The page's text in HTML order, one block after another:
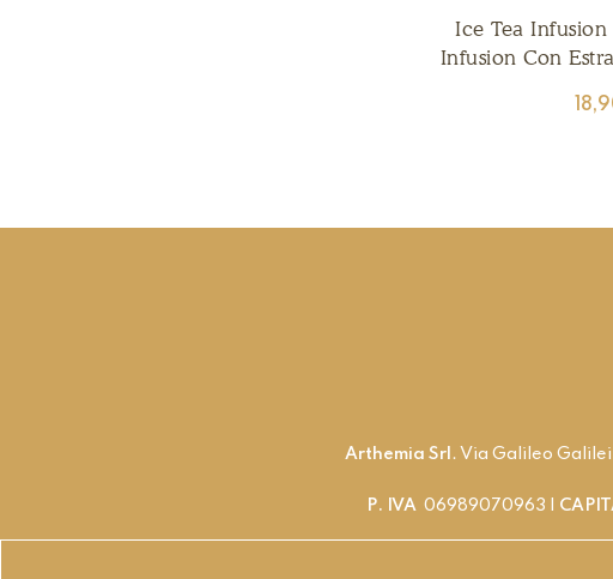
Ice Tea
Infusion Con
Arthemia Srl . Via Galileo
P. IVA 06989070963 |